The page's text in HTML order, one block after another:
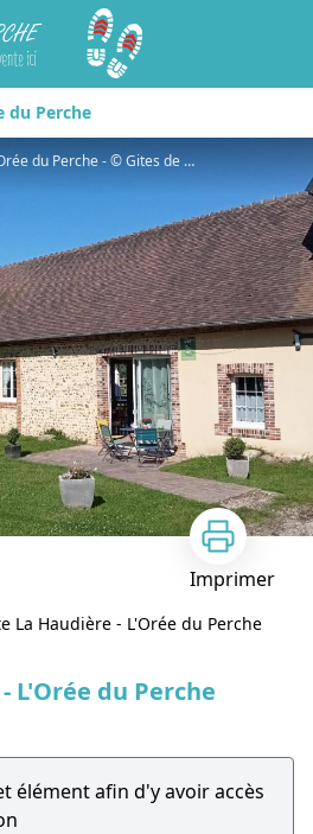
du Perche
La Haudière - L'Orée du Perche - © Gites de France Orne
Imprimer
La Haudière - L'Orée du Perche
L'Orée du Perche
élément afin d'y avoir accès